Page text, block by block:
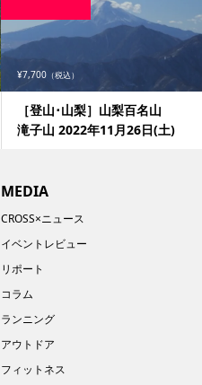
¥7,700 （税込）
［登山･山梨］山梨百名山
滝子山 2022年11月26日(土)
MEDIA
CROSS×ニュース
イベントレビュー
リポート
コラム
ランニング
アウトドア
フィットネス